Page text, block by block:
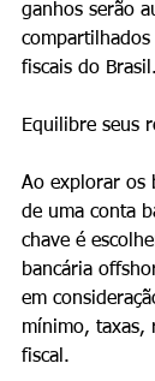
ganhos serão
fiscais do Brasil.
Equilibre seus
Ao explorar os
de uma conta
chave é
bancária
em
mínimo, taxas,
fiscal.